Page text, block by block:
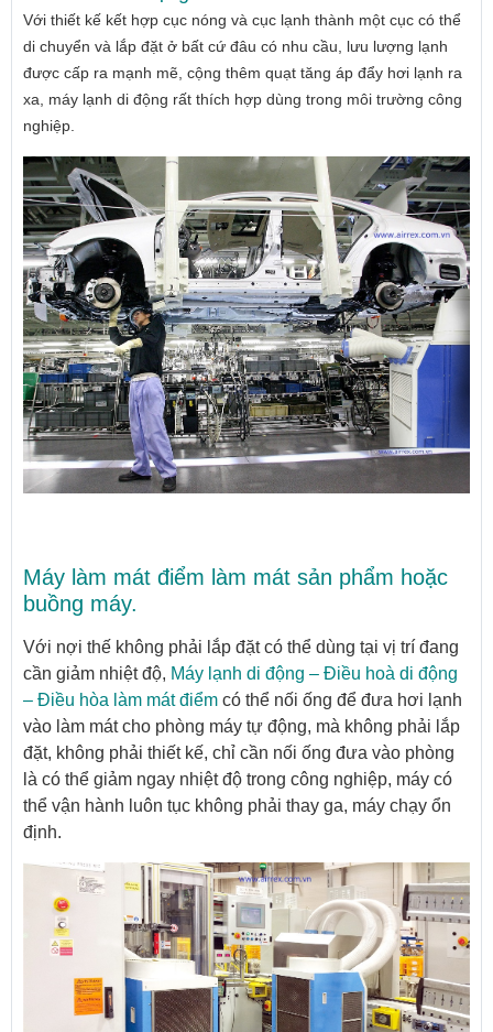
Với thiết kế kết hợp cục nóng và cục lạnh thành một cục có thể
di chuyển và lắp đặt ở bất cứ đâu có nhu cầu, lưu lượng lạnh
được cấp ra mạnh mẽ, cộng thêm quạt tăng áp đẩy hơi lạnh ra
xa, máy lạnh di động rất thích hợp dùng trong môi trường công
nghiệp.
Máy làm mát điểm làm mát sản phẩm hoặc
buồng máy.
Với nợi thế không phải lắp đặt có thể dùng tại vị trí đang
cần giảm nhiệt độ, Máy lạnh di động – Điều hoà di động
– Điều hòa làm mát điểm có thể nối ống để đưa hơi lạnh
vào làm mát cho phòng máy tự động, mà không phải lắp
đặt, không phải thiết kế, chỉ cần nối ống đưa vào phòng
là có thể giảm ngay nhiệt độ trong công nghiệp, máy có
thể vận hành luôn tục không phải thay ga, máy chạy ổn
định.